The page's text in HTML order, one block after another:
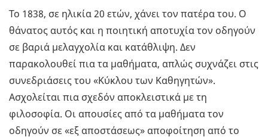
Το 1838, σε ηλικία 20 ετών, χάνει τον πατέρα του. Ο
θάνατος αυτός και η ποιητική αποτυχία τον οδηγούν
σε βαριά μελαγχολία και κατάθλιψη. Δεν
παρακολουθεί πια τα μαθήματα, απλώς συχνάζει στις
συνεδριάσεις του «Κύκλου των Καθηγητών».
Ασχολείται πια σχεδόν αποκλειστικά με τη
φιλοσοφία. Οι απουσίες από τα μαθήματα τον
οδηγούν σε «εξ αποστάσεως» αποφοίτηση από το